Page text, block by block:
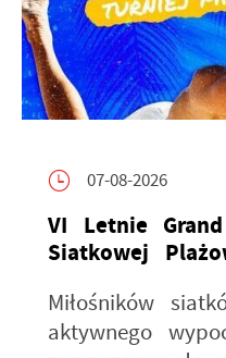
07-08-2026
VI Letnie
Siatkowej
Miłośników
aktywnego